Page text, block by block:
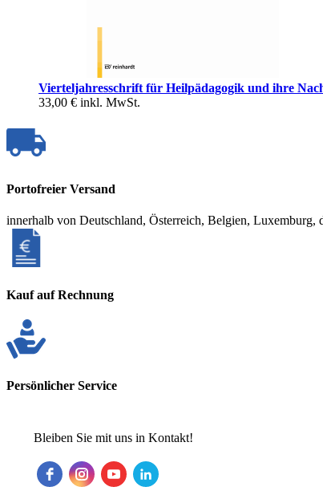
Vierteljahresschrift für Heilpädagogik und ihre
33,00 € inkl. MwSt.
Portofreier Versand
innerhalb von Deutschland, Österreich, Belgien, Luxemburg,
Kauf auf Rechnung
Persönlicher Service
Bleiben Sie mit uns in Kontakt!